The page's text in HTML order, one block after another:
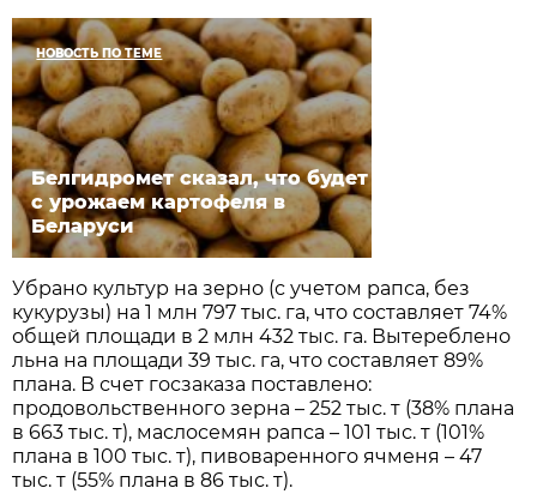
НОВОСТЬ ПО ТЕМЕ
Белгидромет сказал, что будет
с урожаем картофеля в
Беларуси
Убрано культур на зерно (с учетом рапса, без
кукурузы) на 1 млн 797 тыс. га, что составляет 74%
общей площади в 2 млн 432 тыс. га. Вытереблено
льна на площади 39 тыс. га, что составляет 89%
плана. В счет госзаказа поставлено:
продовольственного зерна – 252 тыс. т (38% плана
в 663 тыс. т), маслосемян рапса – 101 тыс. т (101%
плана в 100 тыс. т), пивоваренного ячменя – 47
тыс. т (55% плана в 86 тыс. т).